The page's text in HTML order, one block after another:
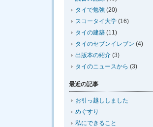
タイで勉強 (20)
スコータイ大学 (16)
タイの建築 (11)
タイのセブンイレブン (4)
出版本の紹介 (3)
タイのニュースから (3)
最近の記事
お引っ越ししました
めぐすり
私にできること